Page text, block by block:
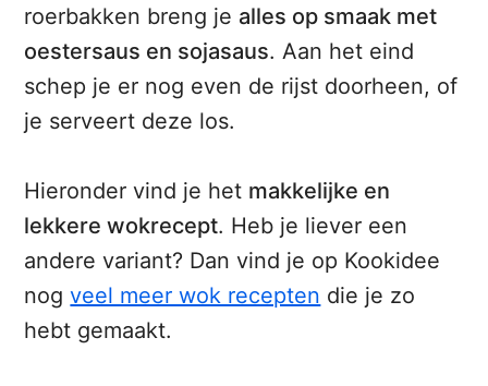
roerbakken breng je alles op smaak met
oestersaus en sojasaus. Aan het eind
schep je er nog even de rijst doorheen, of
je serveert deze los.
Hieronder vind je het makkelijke en
lekkere wokrecept. Heb je liever een
andere variant? Dan vind je op Kookidee
nogveel meer wok recepten die je zo
hebt gemaakt.